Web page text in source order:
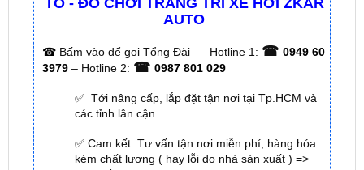
☎Bấm vào để gọi Tổng Đài Hotline 1:☎ 0949 60
0987 801 029
✅ Tới nâng cấp, lắp đặt tận nơi tại Tp.HCM và
các tỉnh lân cận
✅ Cam kết: Tư vấn tận nơi miễn phí, hàng hóa
kém chất lượng ( hay lỗi do nhà sản xuất ) =>
✅ Thời gian làm việc kỹ thuật gắn tại nhà từ:8h